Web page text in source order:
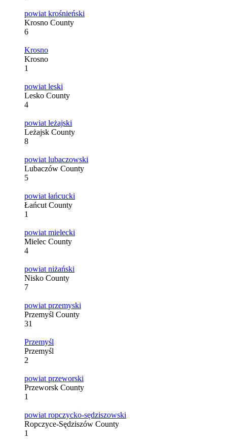
powiat krośnieński
Krosno County
6
Krosno
Krosno
1
powiat leski
Lesko County
4
powiat leżajski
Leżajsk County
8
powiat lubaczowski
Lubaczów County
5
powiat łańcucki
Łańcut County
1
powiat mielecki
Mielec County
4
powiat niżański
Nisko County
7
powiat przemyski
Przemyśl County
31
Przemyśl
Przemyśl
2
powiat przeworski
Przeworsk County
1
powiat ropczycko-sędziszowski
Ropczyce-Sędziszów County
1